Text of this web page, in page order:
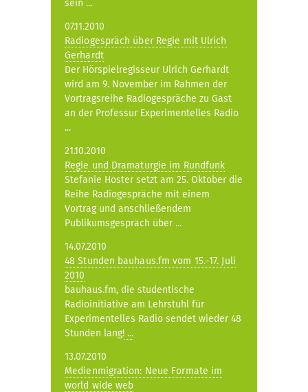
sein ...
07.11.2010
Radiogespräch über Regie mit Ulrich
Gerhardt
Der Hörspielregisseur Ulrich Gerhardt
wird am 9. November im Rahmen der
Vortragsreihe Radiogespräche zu Gast
an der Professur Experimentelles Radio
...
21.10.2010
Regie und Dramaturgie im Rundfunk
Stefanie Hoster setzt am 25. Oktober die
Reihe Radiogespräche mit einem
Vortrag und anschließendem
Publikumsgespräch über ...
14.07.2010
48 Stunden bauhaus.fm vom 15.-17. Juli
2010
bauhaus.fm, die studentische
Radioinitiative am Lehrstuhl für
Experimentelles Radio sendet wieder 48
Stunden lang! ...
13.07.2010
Medienmigration: Neue Formate im
world wide web